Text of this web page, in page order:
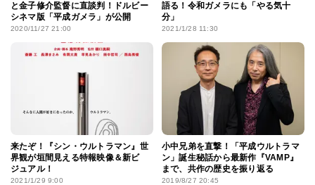
と金子修介監督に直談判！ドルビー
シネマ版「平成ガメラ」が公開
2020/11/27 21:00
語る！令和ガメラにも「やる気十
分」
2021/1/28 11:30
来たぞ！『シン・ウルトラマン』世
界観が垣間見える特報映像＆新ビ
ジュアル！
2021/1/29 9:00
小中兄弟を直撃！「平成ウルトラマ
ン」誕生秘話から最新作『VAMP』
まで、共作の歴史を振り返る
2019/8/27 20:45